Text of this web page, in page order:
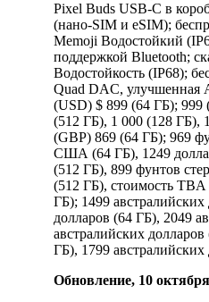
Pixel Buds USB-C в
(нано-SIM и eSIM);
Memoji Водостойкий
поддержкой Bluetooth;
Водостойкость (IP68);
Quad DAC, улучшенная
(USD) $ 899 (64 ГБ); 999
(512 ГБ), 1 000 (128 ГБ),
(GBP) 869 (64 ГБ); 969
США (64 ГБ), 1249
(512 ГБ), 899 фунтов
(512 ГБ), стоимость
ГБ); 1499
долларов (64 ГБ), 2049
австралийских
ГБ), 1799
Обновление, 10